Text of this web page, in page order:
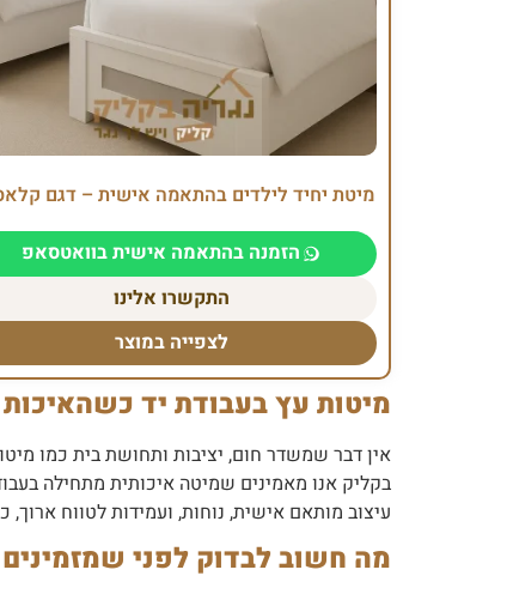
מיטת יחיד לילדים בהתאמה אישית – דגם
הזמנה בהתאמה אישית בוואטסאפ
התקשרו אלינו
לצפייה במוצר
מיטות עץ בעבודת יד
אין דבר שמשדר חום, יציבות ותחושת בית כמו
בקליק אנו מאמינים שמיטה איכותית מתחילה
עיצוב מותאם אישית, נוחות, ועמידות לטווח
מה חשוב לבדוק לפני